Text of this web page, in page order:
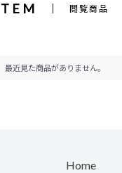
閲覧商品
最近見た商品がありません。
Home